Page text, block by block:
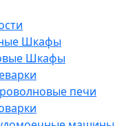
Шкафы
Шкафы
печи